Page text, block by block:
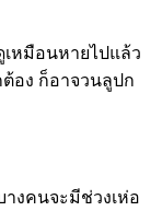
เหมือนหายไปแล้ว
อง ก็อาจวนลูปก
างคนจะมีช่วงเห่อ